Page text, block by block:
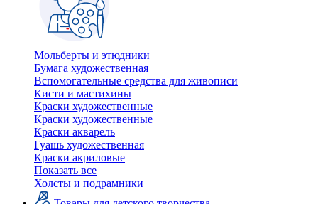
Мольберты и этюдники
Бумага художественная
Вспомогательные средства для живописи
Кисти и мастихины
Краски художественные
Краски художественные
Краски акварель
Гуашь художественная
Краски акриловые
Показать все
Холсты и подрамники